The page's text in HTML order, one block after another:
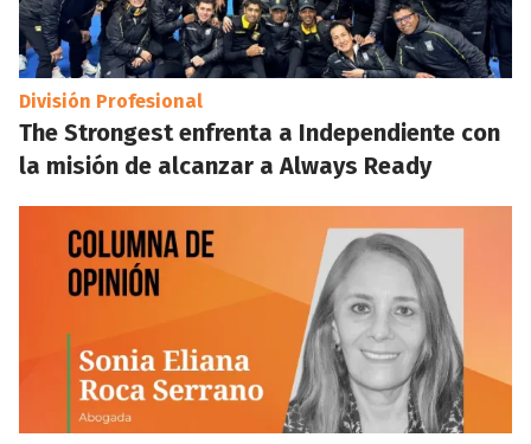
División Profesional
The Strongest enfrenta a Independiente con
la misión de alcanzar a Always Ready